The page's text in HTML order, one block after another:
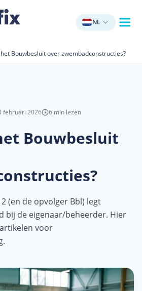
NL
Bouwbesluit over zwembadconstructies?
februari 2026 6 min lezen
Bouwbesluit
(en de opvolger Bbl) legt
bij de eigenaar/beheerder. Hier
voor